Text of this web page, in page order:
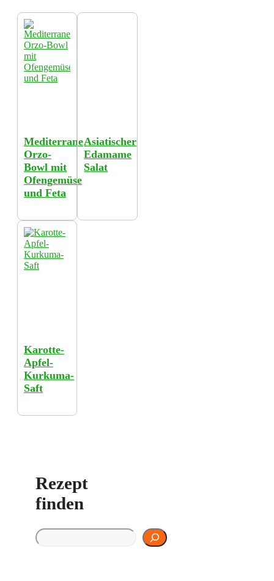
Mediterrane
Orzo-
Bowl mit
Ofengemüse
und Feta
Asiatischer
Edamame
Salat
Karotte-
Apfel-
Kurkuma-
Saft
Rezept
finden
Rezept finden